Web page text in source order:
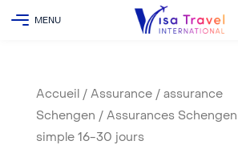
Accueil / Assurance/ assurance
Schengen / Assurances
simple 16-30 jours